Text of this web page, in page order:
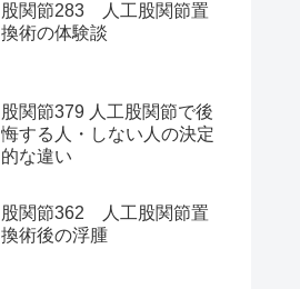
股関節283 人工股関節置
換術の体験談
股関節379 人工股関節で後
悔する人・しない人の決定
的な違い
股関節362 人工股関節置
換術後の浮腫